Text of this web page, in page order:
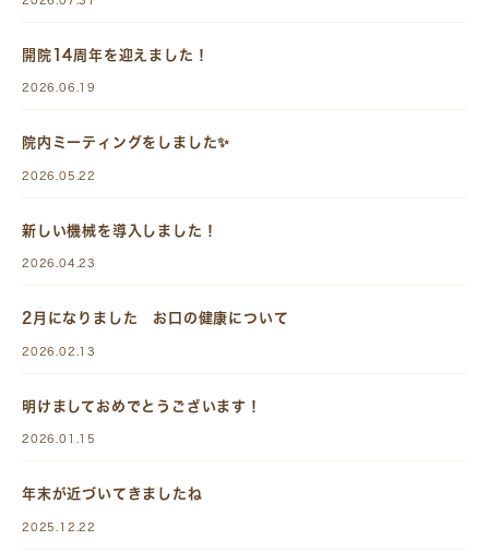
開院14周年を迎えました！
2026.06.19
院内ミーティングをしました✨
2026.05.22
新しい機械を導入しました！
2026.04.23
2月になりました お口の健康について
2026.02.13
明けましておめでとうございます！
2026.01.15
年末が近づいてきましたね
2025.12.22